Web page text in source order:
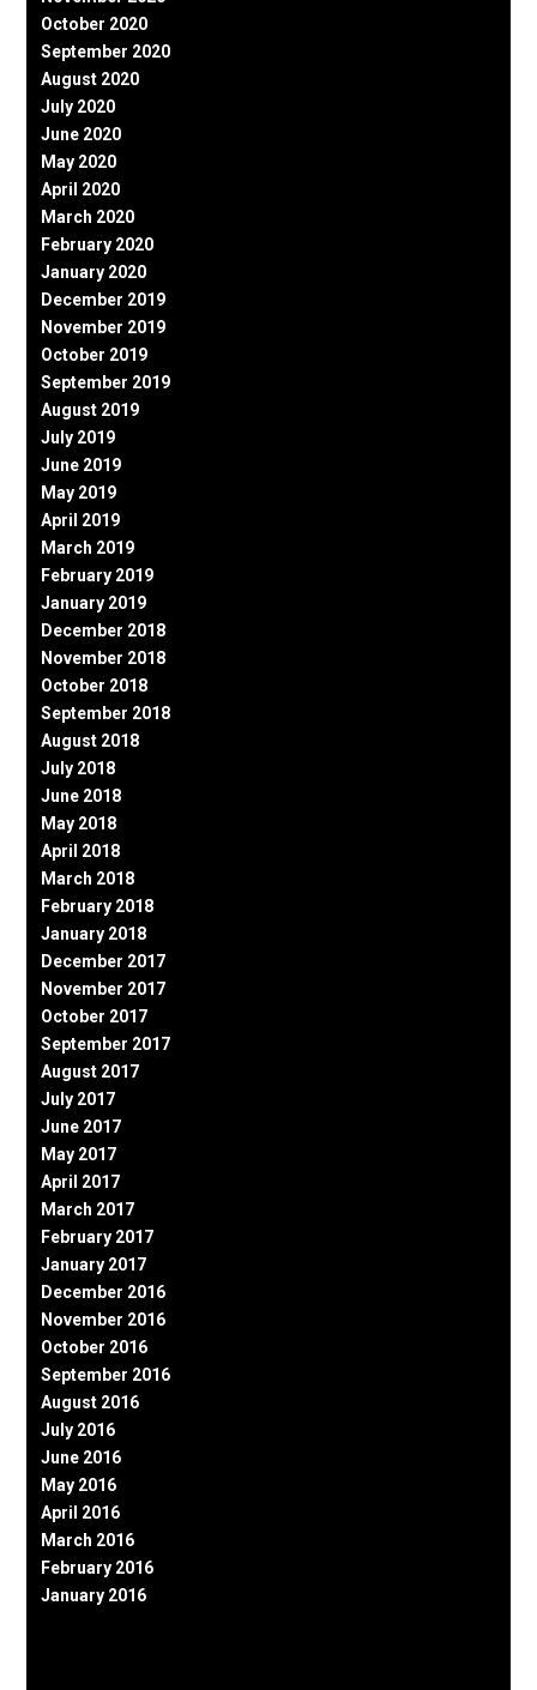
October 2020
September 2020
August 2020
July 2020
June 2020
May 2020
April 2020
March 2020
February 2020
January 2020
December 2019
November 2019
October 2019
September 2019
August 2019
July 2019
June 2019
May 2019
April 2019
March 2019
February 2019
January 2019
December 2018
November 2018
October 2018
September 2018
August 2018
July 2018
June 2018
May 2018
April 2018
March 2018
February 2018
January 2018
December 2017
November 2017
October 2017
September 2017
August 2017
July 2017
June 2017
May 2017
April 2017
March 2017
February 2017
January 2017
December 2016
November 2016
October 2016
September 2016
August 2016
July 2016
June 2016
May 2016
April 2016
March 2016
February 2016
January 2016